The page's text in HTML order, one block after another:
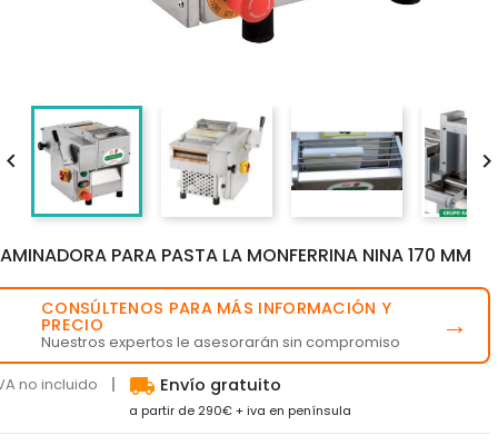
PARA PASTA LA MONFERRINA NINA 170 MM
CONSÚLTENOS PARA MÁS INFORMACIÓN Y
PRECIO
Nuestros expertos le asesorarán sin compromiso →
no incluido local_shipping Envío gratuito
a partir de 290€ + iva en península